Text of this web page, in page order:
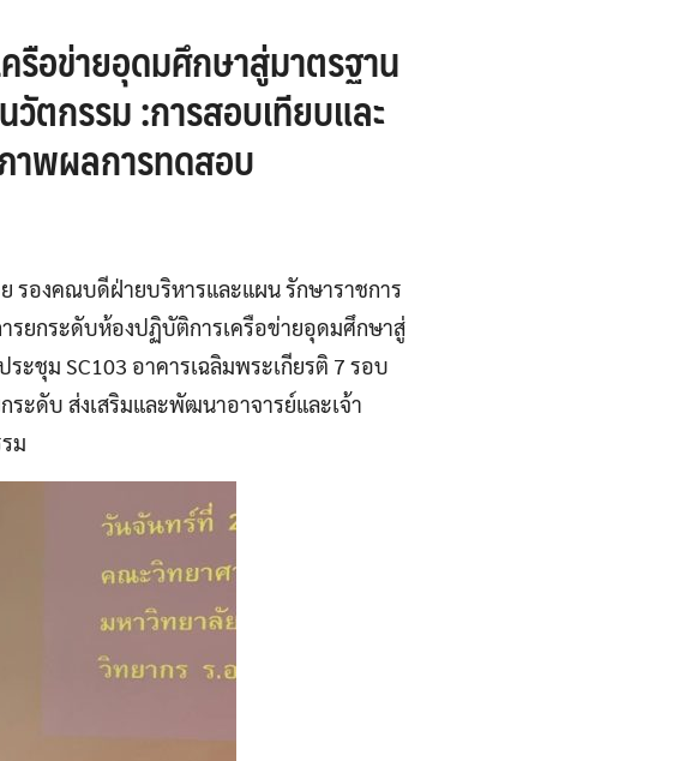
รือข่ายอุดมศึกษาสู่มาตรฐาน
ตกรรม :การสอบเทียบและ
าพผลการทดสอบ
รองคณบดีฝ่ายบริหารและแผน รักษาราชการ
รยกระดับห้องปฏิบัติการเครือข่ายอุดมศึกษาสู่
ชุม SC103 อาคารเฉลิมพระเกียรติ 7 รอบ
ะดับ ส่งเสริมและพัฒนาอาจารย์และเจ้า
ม